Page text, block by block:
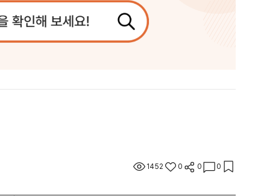
1452 0 0 0